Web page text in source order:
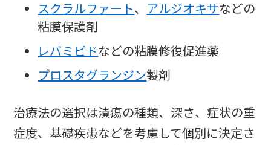
スクラルファート、 アルジオキサなどの
粘膜保護剤
レバミピドなどの粘膜修復促進薬
プロスタグランジン製剤
治療法の選択は潰瘍の種類、深さ、症状の重
症度、基礎疾患などを考慮して個別に決定さ